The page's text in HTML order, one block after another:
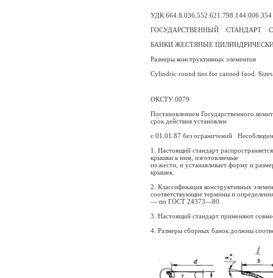
УДК 664.8.036.552:621.798.144:006.354
ГОСУДАРСТВЕННЫЙ
СТАНДАРТ
БАНКИ ЖЕСТЯНЫЕ
Размеры конструктивных элементов
Cylindric round tins for canned food.
ОКСТУ 0079
Постановлением Государственного
срок действия установлен
с 01.01.87 без ограничений
1. Настоящий стандарт
крышки к ним, изготовляемые
из жести, и устанавливает форму и
крышек.
2. Классификация конструктивных
соответствующие термины и
— по ГОСТ 24373—80.
3. Настоящий стандарт применяют
4. Размеры сборных банок должны